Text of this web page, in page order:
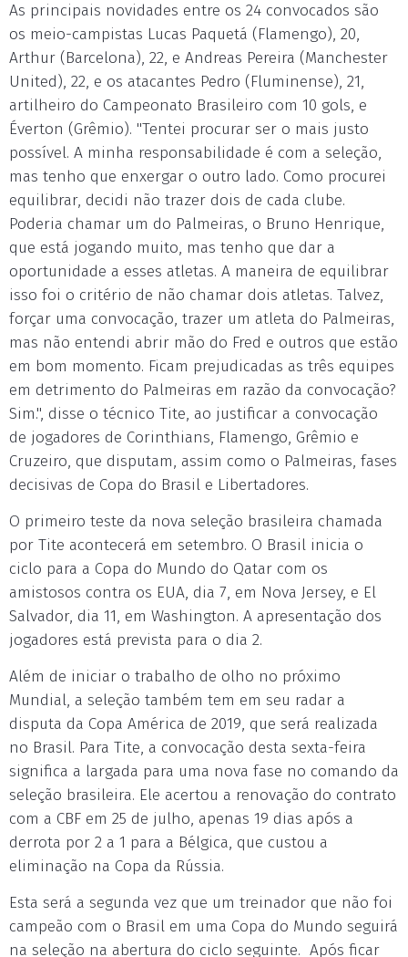
As principais novidades entre os 24 convocados são
os meio-campistas Lucas Paquetá (Flamengo), 20,
Arthur (Barcelona), 22, e Andreas Pereira (Manchester
United), 22, e os atacantes Pedro (Fluminense), 21,
artilheiro do Campeonato Brasileiro com 10 gols, e
Éverton (Grêmio). "Tentei procurar ser o mais justo
possível. A minha responsabilidade é com a seleção,
mas tenho que enxergar o outro lado. Como procurei
equilibrar, decidi não trazer dois de cada clube.
Poderia chamar um do Palmeiras, o Bruno Henrique,
que está jogando muito, mas tenho que dar a
oportunidade a esses atletas. A maneira de equilibrar
isso foi o critério de não chamar dois atletas. Talvez,
forçar uma convocação, trazer um atleta do Palmeiras,
mas não entendi abrir mão do Fred e outros que estão
em bom momento. Ficam prejudicadas as três equipes
em detrimento do Palmeiras em razão da convocação?
Sim.", disse o técnico Tite, ao justificar a convocação
de jogadores de Corinthians, Flamengo, Grêmio e
Cruzeiro, que disputam, assim como o Palmeiras, fases
decisivas de Copa do Brasil e Libertadores.
O primeiro teste da nova seleção brasileira chamada
por Tite acontecerá em setembro. O Brasil inicia o
ciclo para a Copa do Mundo do Qatar com os
amistosos contra os EUA, dia 7, em Nova Jersey, e El
Salvador, dia 11, em Washington. A apresentação dos
jogadores está prevista para o dia 2.
Além de iniciar o trabalho de olho no próximo
Mundial, a seleção também tem em seu radar a
disputa da Copa América de 2019, que será realizada
no Brasil. Para Tite, a convocação desta sexta-feira
significa a largada para uma nova fase no comando da
seleção brasileira. Ele acertou a renovação do contrato
com a CBF em 25 de julho, apenas 19 dias após a
derrota por 2 a 1 para a Bélgica, que custou a
eliminação na Copa da Rússia.
Esta será a segunda vez que um treinador que não foi
campeão com o Brasil em uma Copa do Mundo seguirá
na seleção na abertura do ciclo seguinte. Após ficar